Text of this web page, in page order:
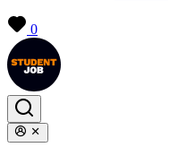
0